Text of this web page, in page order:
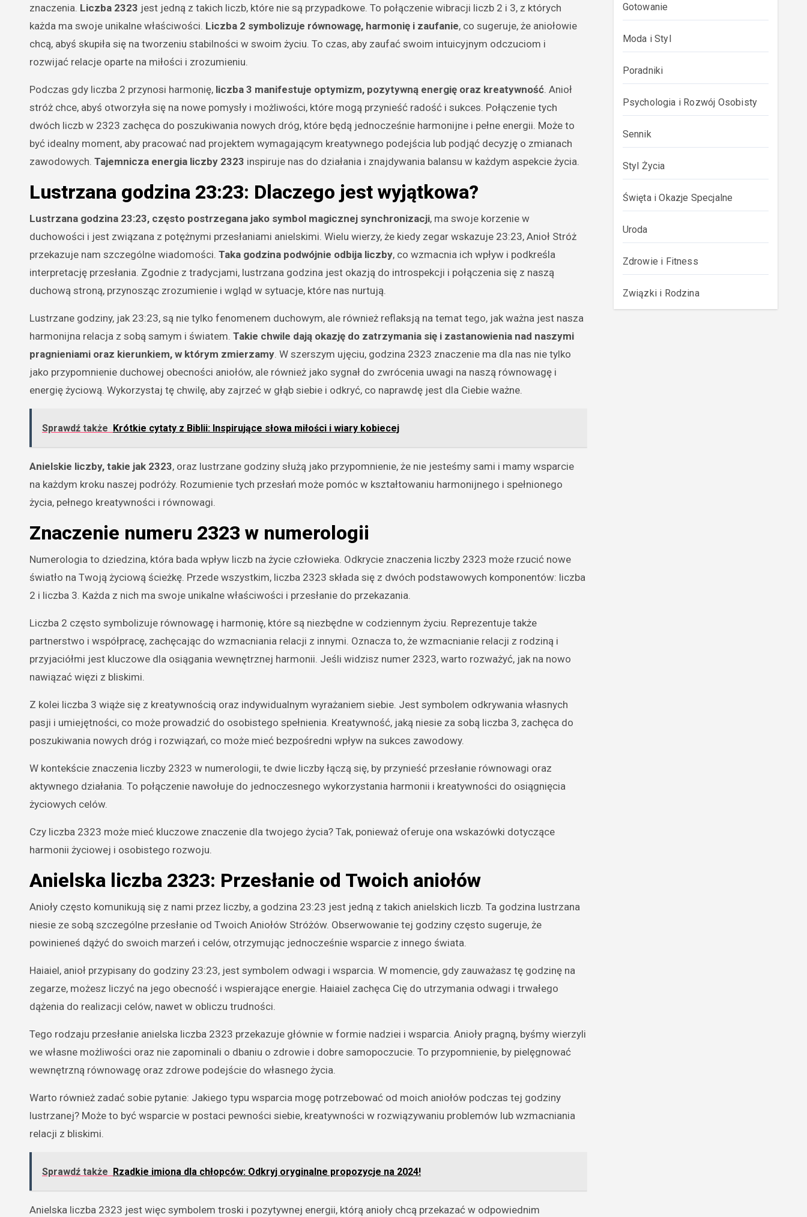
znaczenia. Liczba 2323 jest jedną z takich liczb, które nie są przypadkowe. To połączenie wibracji liczb 2 i 3, z których
każda ma swoje unikalne właściwości. Liczba 2 symbolizuje równowagę, harmonię i zaufanie, co sugeruje, że aniołowie
chcą, abyś skupiła się na tworzeniu stabilności w swoim życiu. To czas, aby zaufać swoim intuicyjnym odczuciom i
rozwijać relacje oparte na miłości i zrozumieniu.
Podczas gdy liczba 2 przynosi harmonię, liczba 3 manifestuje optymizm, pozytywną energię oraz kreatywność. Anioł
stróż chce, abyś otworzyła się na nowe pomysły i możliwości, które mogą przynieść radość i sukces. Połączenie tych
dwóch liczb w 2323 zachęca do poszukiwania nowych dróg, które będą jednocześnie harmonijne i pełne energii. Może to
być idealny moment, aby pracować nad projektem wymagającym kreatywnego podejścia lub podjąć decyzję o zmianach
zawodowych. Tajemnicza energia liczby 2323 inspiruje nas do działania i znajdywania balansu w każdym aspekcie życia.
Lustrzana godzina 23:23: Dlaczego jest wyjątkowa?
Lustrzana godzina 23:23, często postrzegana jako symbol magicznej synchronizacji, ma swoje korzenie w
duchowości i jest związana z potężnymi przesłaniami anielskimi. Wielu wierzy, że kiedy zegar wskazuje 23:23, Anioł Stróż
przekazuje nam szczególne wiadomości. Taka godzina podwójnie odbija liczby, co wzmacnia ich wpływ i podkreśla
interpretację przesłania. Zgodnie z tradycjami, lustrzana godzina jest okazją do introspekcji i połączenia się z naszą
duchową stroną, przynosząc zrozumienie i wgląd w sytuacje, które nas nurtują.
Lustrzane godziny, jak 23:23, są nie tylko fenomenem duchowym, ale również reflaksją na temat tego, jak ważna jest nasza
harmonijna relacja z sobą samym i światem. Takie chwile dają okazję do zatrzymania się i zastanowienia nad naszymi
pragnieniami oraz kierunkiem, w którym zmierzamy. W szerszym ujęciu, godzina 2323 znaczenie ma dla nas nie tylko
jako przypomnienie duchowej obecności aniołów, ale również jako sygnał do zwrócenia uwagi na naszą równowagę i
energię życiową. Wykorzystaj tę chwilę, aby zajrzeć w głąb siebie i odkryć, co naprawdę jest dla Ciebie ważne.
Sprawdź także Krótkie cytaty z Biblii: Inspirujące słowa miłości i wiary kobiecej
Anielskie liczby, takie jak 2323, oraz lustrzane godziny służą jako przypomnienie, że nie jesteśmy sami i mamy wsparcie
na każdym kroku naszej podróży. Rozumienie tych przesłań może pomóc w kształtowaniu harmonijnego i spełnionego
życia, pełnego kreatywności i równowagi.
Znaczenie numeru 2323 w numerologii
Numerologia to dziedzina, która bada wpływ liczb na życie człowieka. Odkrycie znaczenia liczby 2323 może rzucić nowe
światło na Twoją życiową ścieżkę. Przede wszystkim, liczba 2323 składa się z dwóch podstawowych komponentów: liczba
2 i liczba 3. Każda z nich ma swoje unikalne właściwości i przesłanie do przekazania.
Liczba 2 często symbolizuje równowagę i harmonię, które są niezbędne w codziennym życiu. Reprezentuje także
partnerstwo i współpracę, zachęcając do wzmacniania relacji z innymi. Oznacza to, że wzmacnianie relacji z rodziną i
przyjaciółmi jest kluczowe dla osiągania wewnętrznej harmonii. Jeśli widzisz numer 2323, warto rozważyć, jak na nowo
nawiązać więzi z bliskimi.
Z kolei liczba 3 wiąże się z kreatywnością oraz indywidualnym wyrażaniem siebie. Jest symbolem odkrywania własnych
pasji i umiejętności, co może prowadzić do osobistego spełnienia. Kreatywność, jaką niesie za sobą liczba 3, zachęca do
poszukiwania nowych dróg i rozwiązań, co może mieć bezpośredni wpływ na sukces zawodowy.
W kontekście znaczenia liczby 2323 w numerologii, te dwie liczby łączą się, by przynieść przesłanie równowagi oraz
aktywnego działania. To połączenie nawołuje do jednoczesnego wykorzystania harmonii i kreatywności do osiągnięcia
życiowych celów.
Czy liczba 2323 może mieć kluczowe znaczenie dla twojego życia? Tak, ponieważ oferuje ona wskazówki dotyczące
harmonii życiowej i osobistego rozwoju.
Anielska liczba 2323: Przesłanie od Twoich aniołów
Anioły często komunikują się z nami przez liczby, a godzina 23:23 jest jedną z takich anielskich liczb. Ta godzina lustrzana
niesie ze sobą szczególne przesłanie od Twoich Aniołów Stróżów. Obserwowanie tej godziny często sugeruje, że
powinieneś dążyć do swoich marzeń i celów, otrzymując jednocześnie wsparcie z innego świata.
Haiaiel, anioł przypisany do godziny 23:23, jest symbolem odwagi i wsparcia. W momencie, gdy zauważasz tę godzinę na
zegarze, możesz liczyć na jego obecność i wspierające energie. Haiaiel zachęca Cię do utrzymania odwagi i trwałego
dążenia do realizacji celów, nawet w obliczu trudności.
Tego rodzaju przesłanie anielska liczba 2323 przekazuje głównie w formie nadziei i wsparcia. Anioły pragną, byśmy wierzyli
we własne możliwości oraz nie zapominali o dbaniu o zdrowie i dobre samopoczucie. To przypomnienie, by pielęgnować
wewnętrzną równowagę oraz zdrowe podejście do własnego życia.
Warto również zadać sobie pytanie: Jakiego typu wsparcia mogę potrzebować od moich aniołów podczas tej godziny
lustrzanej? Może to być wsparcie w postaci pewności siebie, kreatywności w rozwiązywaniu problemów lub wzmacniania
relacji z bliskimi.
Sprawdź także Rzadkie imiona dla chłopców: Odkryj oryginalne propozycje na 2024!
Anielska liczba 2323 jest więc symbolem troski i pozytywnej energii, którą anioły chcą przekazać w odpowiednim
Gotowanie
Moda i Styl
Poradniki
Psychologia i Rozwój Osobisty
Sennik
Styl Życia
Święta i Okazje Specjalne
Uroda
Zdrowie i Fitness
Związki i Rodzina